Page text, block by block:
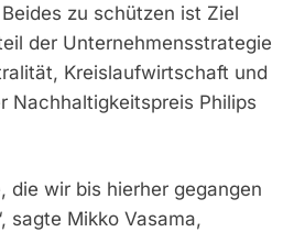
zu schützen ist Ziel
der Unternehmensstrategie
Kreislaufwirtschaft und
Nachhaltigkeitspreis Philips
die wir bis hierher gegangen
sagte Mikko Vasama,